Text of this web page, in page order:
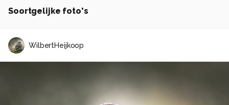
Soortgelijke foto's
WilbertHeijkoop